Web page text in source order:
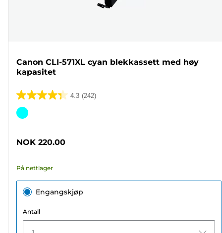
Canon CLI-571XL cyan blekkassett med høy
kapasitet
4.3 (242)
4.3
av
242
Fargekassett
NOK 220.00
På nettlager
Engangskjøp
Antall